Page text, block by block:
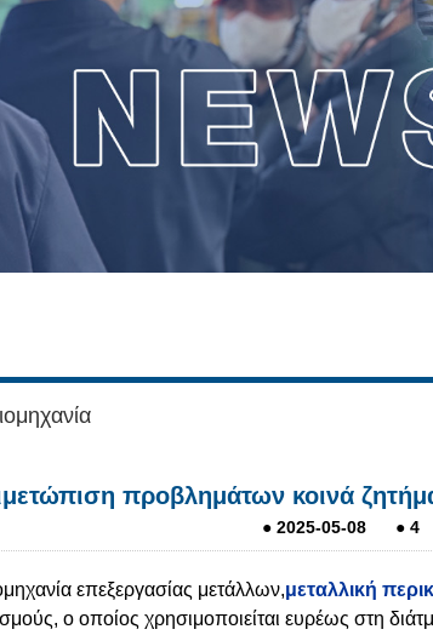
προβλημάτων κοινά
●2025-05-08 ●4
επεξεργασίας μετάλλων,μεταλλική
ο οποίος χρησιμοποιείται ευρέως στη